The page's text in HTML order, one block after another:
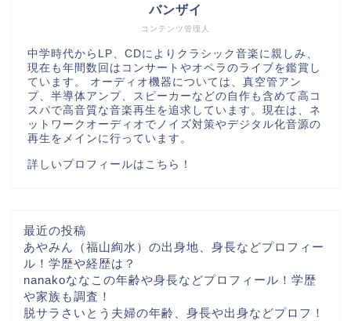
コンテンツ管理人
バンザイ
中学時代からLP、CDによりクラシック音楽に親しみ、
現在も年間数回はコンサートやオペラのライブを鑑賞し
ています。 オーディオ機器については、真空管アン
プ、半導体アンプ、スピーカーなどの自作も含めて高コ
スパで高音質な音楽再生を追求しています。現在は、ネ
ットワークオーディオでノイズ対策やデジタル化音源の
再生をメインに行っています。
詳しいプロフィールはこちら！
最近の投稿
あやみん（福山絢水）の出身地、身長などプロフィー
ル！学歴や経歴は？
nanakoななこの年齢や身長などプロフィール！学歴
や家族も調査！
脱サラさいとう夫婦の年齢、身長や出身などプロフ！